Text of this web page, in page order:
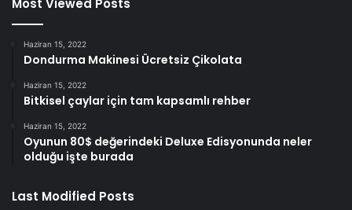
Most Viewed Posts
Haziran 15, 2022
Dondurma Makinesi Ücretsiz Çikolata
Haziran 15, 2022
Bitkisel çaylar için tam kapsamlı rehber
Haziran 15, 2022
Oyunun 80$ değerindeki Deluxe Edisyonunda neler
olduğu işte burada
Last Modified Posts